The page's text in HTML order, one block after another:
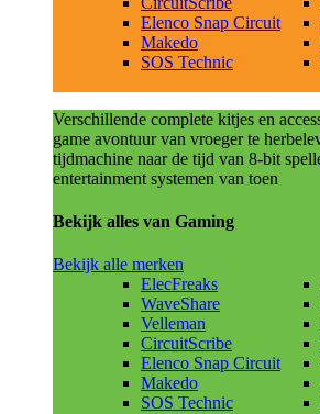
Elenco Snap Circuit
Makedo
SOS Technic
Verschillende complete kitjes en
game avontuur van vroeger te
tijdmachine naar de tijd van 8-bit
entertainment systemen van toen
Bekijk alles van Gaming
Bekijk alle merken
ElecFreaks
WaveShare
Velleman
CircuitScribe
Elenco Snap Circuit
Makedo
SOS Technic